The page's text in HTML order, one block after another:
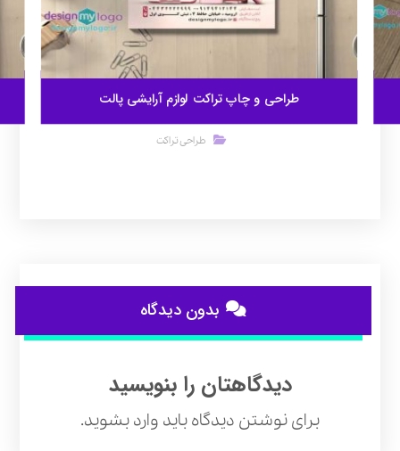
طراحی و چاپ تراکت لوازم آرایشی پالت
طراحی تراکت
بدون دیدگاه
دیدگاهتان را بنویسید
برای نوشتن دیدگاه باید وارد بشوید.